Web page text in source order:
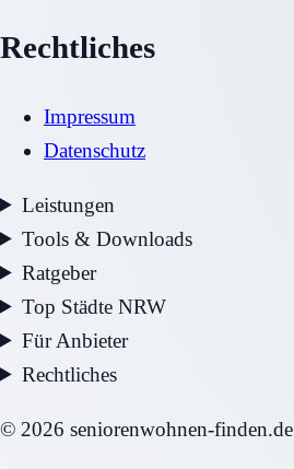
Rechtliches
Impressum
Datenschutz
Leistungen
Tools & Downloads
Ratgeber
Top Städte NRW
Für Anbieter
Rechtliches
© 2026 seniorenwohnen-finden.de